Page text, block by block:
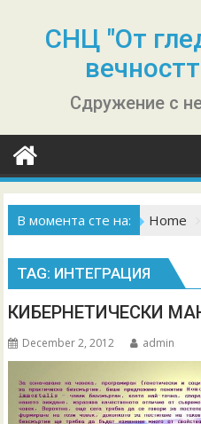
СНЦ "От
Сдружение с
В момента сте на: Home
TAG: ИНТЕГРАЦИЯ
КИБЕРНЕТИЧЕСКИ
December 2, 2012 admin